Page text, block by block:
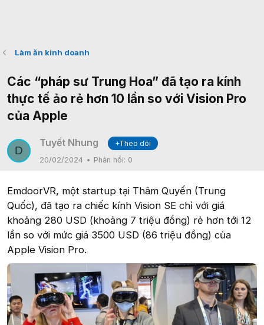
Làm ăn kinh doanh
Các “pháp sư Trung Hoa” đã tạo ra kính
thực tế ảo rẻ hơn 10 lần so với Vision Pro
của Apple
D
Tuyết Nhung
+Theo dõi
20/02/2024
Phản hồi: 0
EmdoorVR, một startup tại Thâm Quyến (Trung
Quốc), đã tạo ra chiếc kính Vision SE chỉ với giá
khoảng 280 USD (khoảng 7 triệu đồng) rẻ hơn tới 12
lần so với mức giá 3500 USD (86 triệu đồng) của
Apple Vision Pro.